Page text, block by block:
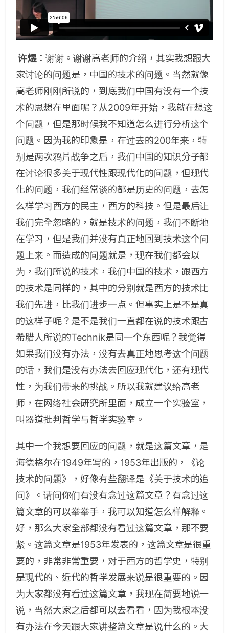
许煜：谢谢。谢谢高老师的介绍，其实我想跟大
家讨论的问题是，中国的技术的问题。当然就像
高老师刚刚所说的，到底我们中国有没有一个技
术的思想在里面呢？从2009年开始，我就在想这
个问题，但是那时候我不知道怎么进行分析这个
问题。因为我的印象是，在过去的200年来，特
别是两次鸦片战争之后，我们中国的知识分子都
在讨论很多关于现代性跟现代化的问题，但现代
化的问题，我们经常谈的都是历史的问题，去怎
么样学习西方的民主，西方的科技。但是最后让
我们完全忽略的，就是技术的问题，我们不断地
在学习，但是我们并没有真正地回到技术这个问
题上来。而造成的问题就是，现在我们都会以
为，我们所说的技术，我们中国的技术，跟西方
的技术是同样的，其中的分别就是西方的技术比
我们先进，比我们进步一点。但事实上是不是真
的这样子呢？是不是我们一直都在说的技术跟古
希腊人所说的Technik是同一个东西呢？我觉得
如果我们没有办法，没有去真正地思考这个问题
的话，我们是没有办法去回应现代化，还有现代
性，为我们带来的挑战。所以我就建议给高老
师，在网络社会研究所里面，成立一个实验室，
叫器道批判哲学与哲学实验室。
其中一个我想要回应的问题，就是这篇文章，是
海德格尔在1949年写的，1953年出版的，《论
技术的问题》，好像有些翻译是《关于技术的追
问》。请问你们有没有念过这篇文章？有念过这
篇文章的可以举举手，我可以知道怎么样解释。
好，那么大家全部都没有看过这篇文章，那不要
紧。这篇文章是1953年发表的，这篇文章是很重
要的，非常非常重要，对于西方的哲学史，特别
是现代的、近代的哲学发展来说是很重要的。因
为大家都没有看过这篇文章，我现在简要地说一
说，当然大家之后都可以去看看，因为我根本没
有办法在今天跟大家讲整篇文章是说什么的。大